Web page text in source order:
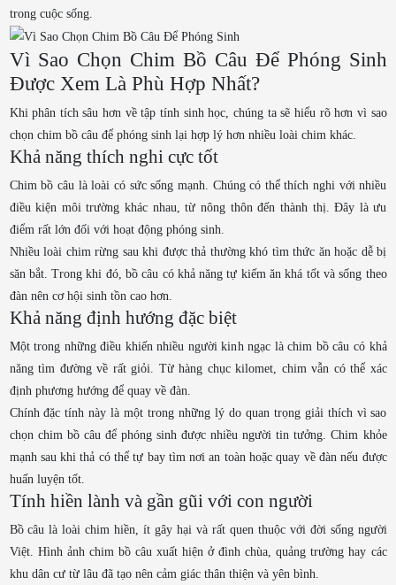
trong cuộc sống.
Vì Sao Chọn Chim Bồ Câu Để Phóng Sinh
Được Xem Là Phù Hợp Nhất?
Khi phân tích sâu hơn về tập tính sinh học, chúng ta sẽ hiểu rõ hơn vì sao
chọn chim bồ câu để phóng sinh lại hợp lý hơn nhiều loài chim khác.
Khả năng thích nghi cực tốt
Chim bồ câu là loài có sức sống mạnh. Chúng có thể thích nghi với nhiều
điều kiện môi trường khác nhau, từ nông thôn đến thành thị. Đây là ưu
điểm rất lớn đối với hoạt động phóng sinh.
Nhiều loài chim rừng sau khi được thả thường khó tìm thức ăn hoặc dễ bị
săn bắt. Trong khi đó, bồ câu có khả năng tự kiếm ăn khá tốt và sống theo
đàn nên cơ hội sinh tồn cao hơn.
Khả năng định hướng đặc biệt
Một trong những điều khiến nhiều người kinh ngạc là chim bồ câu có khả
năng tìm đường về rất giỏi. Từ hàng chục kilomet, chim vẫn có thể xác
định phương hướng để quay về đàn.
Chính đặc tính này là một trong những lý do quan trọng giải thích vì sao
chọn chim bồ câu để phóng sinh được nhiều người tin tưởng. Chim khỏe
mạnh sau khi thả có thể tự bay tìm nơi an toàn hoặc quay về đàn nếu được
huấn luyện tốt.
Tính hiền lành và gần gũi với con người
Bồ câu là loài chim hiền, ít gây hại và rất quen thuộc với đời sống người
Việt. Hình ảnh chim bồ câu xuất hiện ở đình chùa, quảng trường hay các
khu dân cư từ lâu đã tạo nên cảm giác thân thiện và yên bình.